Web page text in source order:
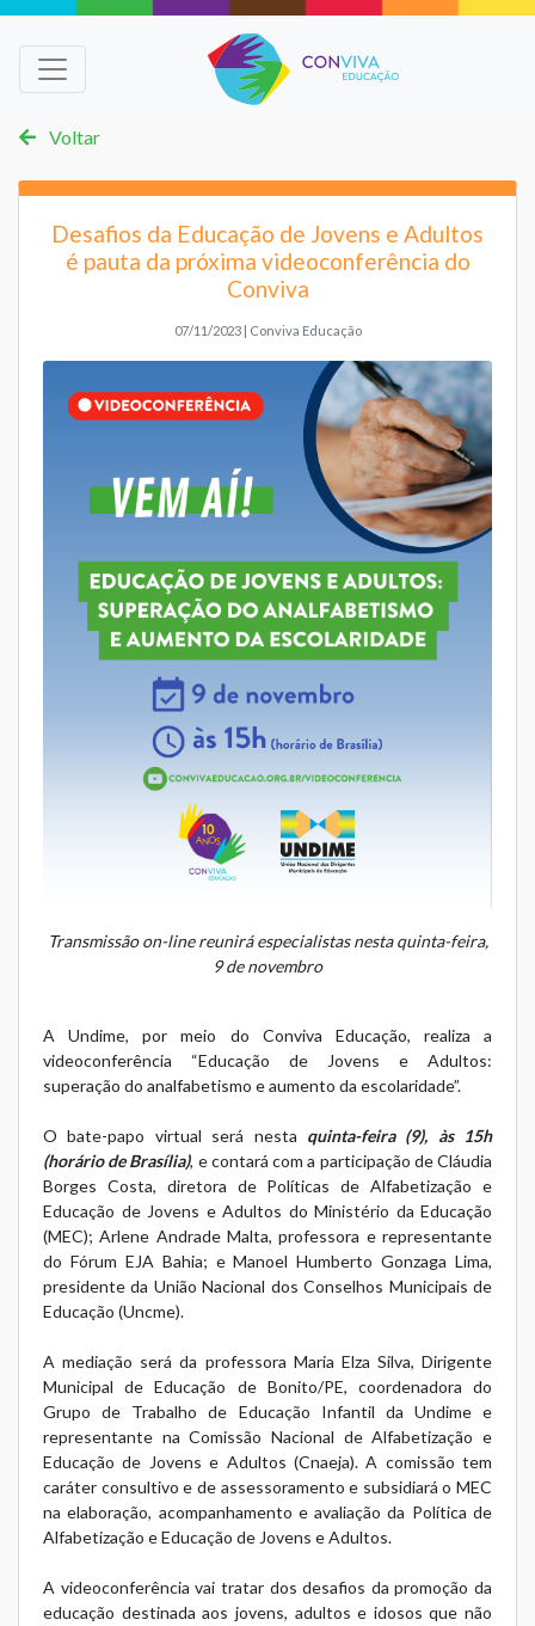
Voltar
Desafios da Educação de Jovens e Adultos
é pauta da próxima videoconferência do
Conviva
07/11/2023 | Conviva Educação
Transmissão on-line reunirá especialistas nesta quinta-feira,
9 de novembro
AUndime, por meio do Conviva Educação, realiza a
videoconferência “Educação de Jovens e Adultos:
superação do analfabetismo e aumento da escolaridade”.
O bate-papo virtual será nesta quinta-feira (9), às 15h
(horário de Brasília), e contará com a participação de Cláudia
Borges Costa, diretora de Políticas de Alfabetização e
Educação de Jovens e Adultos do Ministério da Educação
(MEC); Arlene Andrade Malta, professora e representante
do Fórum EJA Bahia; e Manoel Humberto Gonzaga Lima,
presidente da União Nacional dos Conselhos Municipais de
Educação (Uncme).
A mediação será da professora Maria Elza Silva, Dirigente
Municipal de Educação de Bonito/PE, coordenadora do
Grupo de Trabalho de Educação Infantil da Undime e
representante na Comissão Nacional de Alfabetização e
Educação de Jovens e Adultos (Cnaeja). A comissão tem
caráter consultivo e de assessoramento e subsidiará o MEC
na elaboração, acompanhamento e avaliação da Política de
Alfabetização e Educação de Jovens e Adultos.
A videoconferência vai tratar dos desafios da promoção da
educação destinada aos jovens, adultos e idosos que não